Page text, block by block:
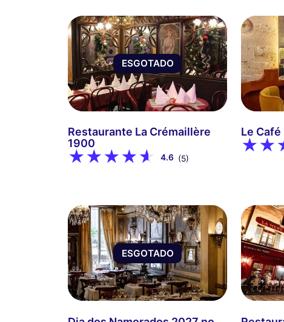
ESGOTADO
Restaurante La Crémaillère
1900
4.6 (5)
Le
ESGOTADO